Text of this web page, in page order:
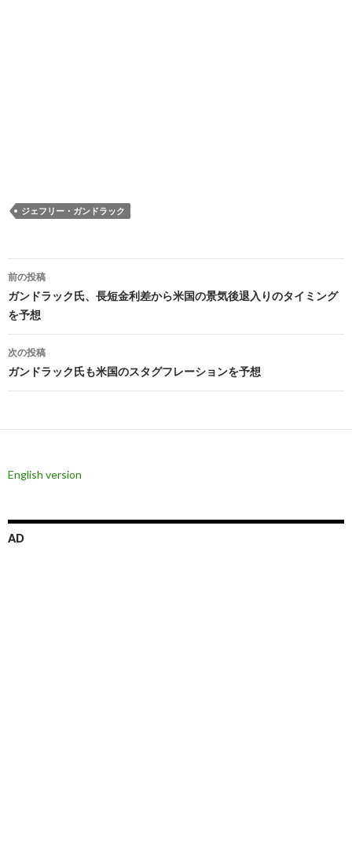
ジェフリー・ガンドラック
投
稿
ナ
ビ
ゲ
シ
前の投稿
ガンドラック氏、長短金利差から米国の景気後退入りのタイミング
を予想
次の投稿
ガンドラック氏も米国のスタグフレーションを予想
English version
AD